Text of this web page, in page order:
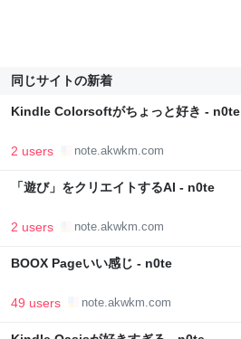
同じサイトの新着
Kindle Colorsoftがちょっと好き - n0te
2 users note.akwkm.com
「遊び」をクリエイトするAI - n0te
2 users note.akwkm.com
BOOX Pageいい感じ - n0te
49 users note.akwkm.com